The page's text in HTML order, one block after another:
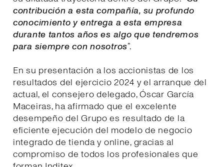
contribución a esta compañía, su profundo
conocimiento y entrega a esta empresa
durante tantos años es algo que tendremos
para siempre con nosotros”.
En su presentación a los accionistas de los
resultados del ejercicio 2024 y el arranque del
actual, el consejero delegado, Óscar García
Maceiras, ha afirmado que el excelente
desempeño del Grupo es resultado de la
eficiente ejecución del modelo de negocio
integrado de tienda y online, gracias al
compromiso de todos los profesionales que